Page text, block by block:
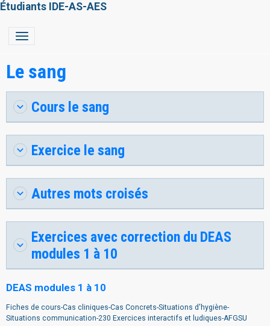
Étudiants IDE-AS-AES
Le sang
Cours le sang
Exercice le sang
Autres mots croisés
Exercices avec correction du DEAS
modules 1 à 10
DEAS modules 1 à 10
Fiches de cours-Cas cliniques-Cas Concrets-Situations d'hygiène-
Situations communication-230 Exercices interactifs et ludiques-AFGSU